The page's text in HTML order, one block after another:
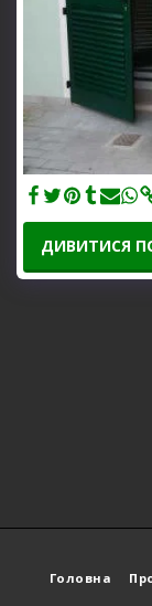
ДИВИТИСЯ
Головна